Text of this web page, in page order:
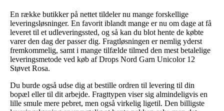
En række butikker på nettet tildeler nu mange forskellige
leveringsløsninger. En favorit iblandt mange er nu om dage at få
leveret til et udleveringssted, og så kan du blot hente de købte
varer den dag der passer dig. Fragtløsningen er nemlig yderst
fremkommelig, samt i mange tilfælde tilmed den mest betalelige
leveringsmetode ved køb af Drops Nord Garn Unicolor 12
Støvet Rosa.
Du burde også udse dig at bestille ordren til levering til din
bopæl eller til dit arbejde. Fragttypen viser sig almindeligvis en
lille smule mere pebret, men også virkelig ligetil. Den billigste